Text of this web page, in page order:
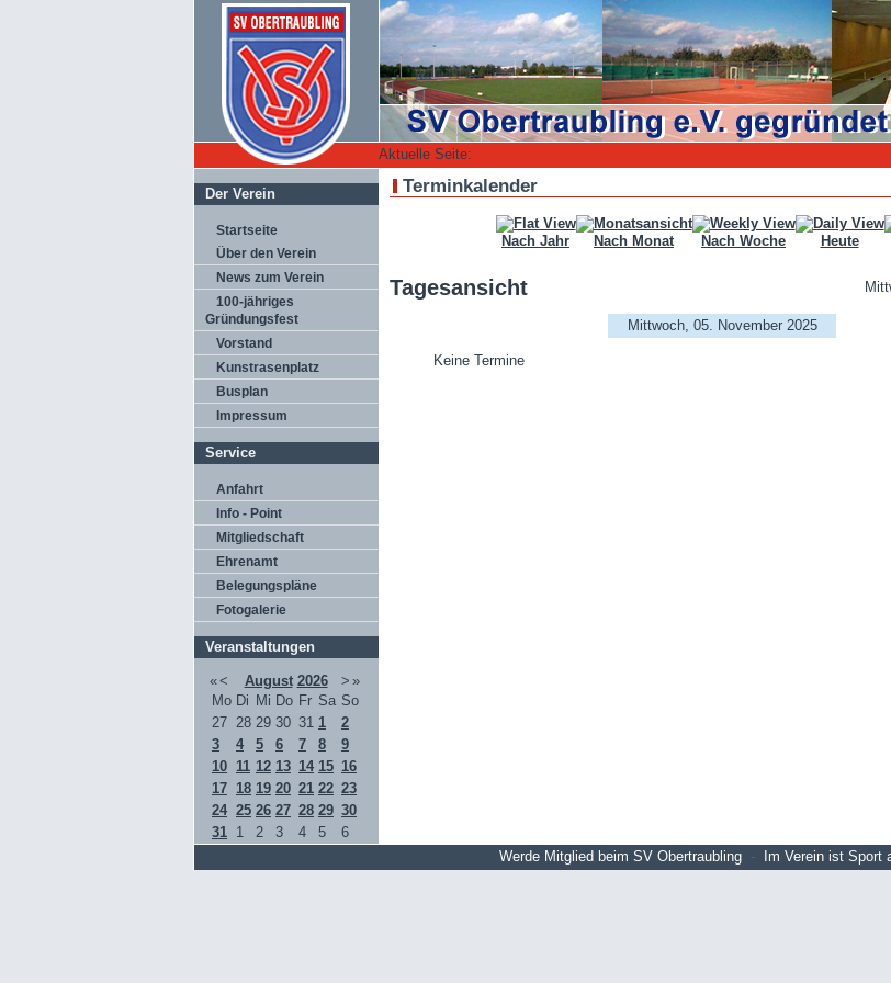
Aktuelle Seite:
Der Verein
Startseite
Über den Verein
News zum Verein
100-jähriges
Gründungsfest
Vorstand
Kunstrasenplatz
Busplan
Impressum
Service
Anfahrt
Info - Point
Mitgliedschaft
Ehrenamt
Belegungspläne
Fotogalerie
Veranstaltungen
«< August 2026 > »
Mo Di Mi Do Fr Sa So
27 28 29 30 31 1
2
3
4 5 6 7 8
9
10 11 12 13 14 15 16
17 18 19 20 21 22 23
24 25 26 27 28 29 30
31 1 2 3 4 5 6
Terminkalender
Nach Jahr Nach Monat Nach Woche Heute
Tagesansicht
Mittwoch, 05. November 2025
Keine Termine
Werde Mitglied beim SV Obertraubling -Im Verein ist Sport